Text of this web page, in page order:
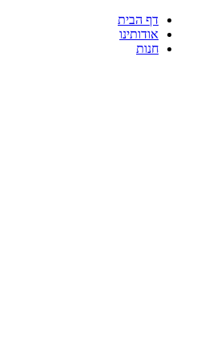
דף הבית
אודותינו
חנות